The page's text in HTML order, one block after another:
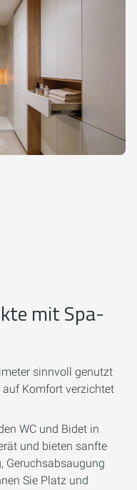
mit Spa-
sinnvoll genutzt
auf Komfort verzichtet
WC und Bidet in
und bieten sanfte
Geruchsabsaugung
Sie Platz und